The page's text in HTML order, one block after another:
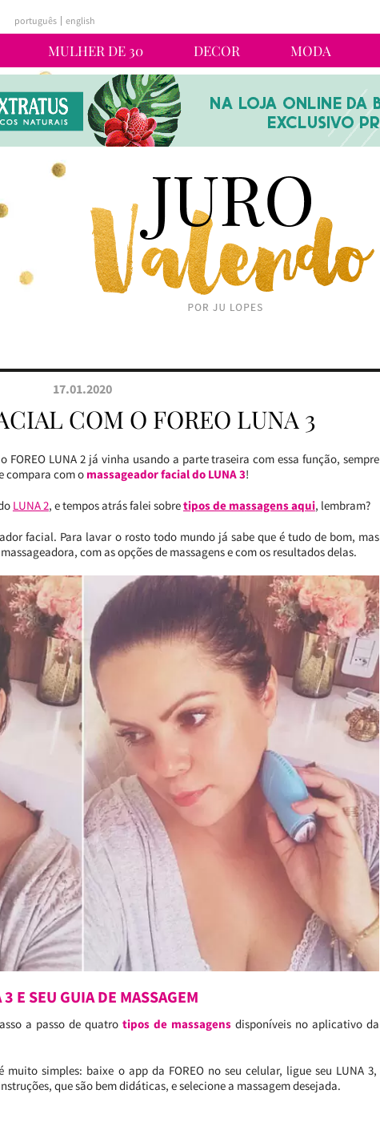
MULHER DE 30 DECOR MODA
português english
17.01.2020
COM O FOREO LUNA 3
FOREO LUNA 2 já vinha usando a parte traseira com essa função, sempre
compara com o massageador facial do LUNA 3!
LUNA 2, e tempos atrás falei sobretipos de massagens aqui, lembram?
facial. Para lavar o rosto todo mundo já sabe que é tudo de bom, mas
com as opções de massagens e com os resultados delas.
3 E SEU GUIA DE MASSAGEM
a passo de quatrotipos de massagensdisponíveis no aplicativo da
muito simples: baixe o app da FOREO no seu celular, ligue seu LUNA 3,
que são bem didáticas, e selecione a massagem desejada.